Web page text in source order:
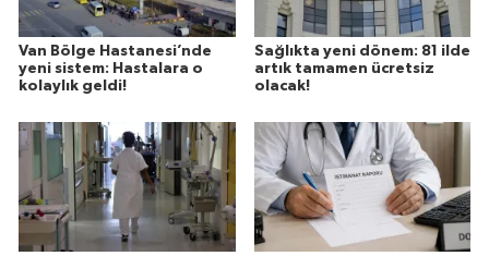
Van Bölge Hastanesi’nde
yeni sistem: Hastalara o
kolaylık geldi!
Sağlıkta yeni dönem: 81 ilde
artık tamamen ücretsiz
olacak!